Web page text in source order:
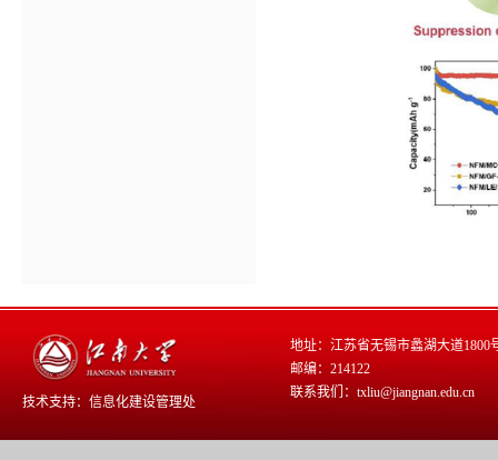
技术支持： 信息化建设管理处
地址：江苏省无锡市蠡湖大道1800
邮编：214122
联系我们：txliu@jiangnan.edu.cn